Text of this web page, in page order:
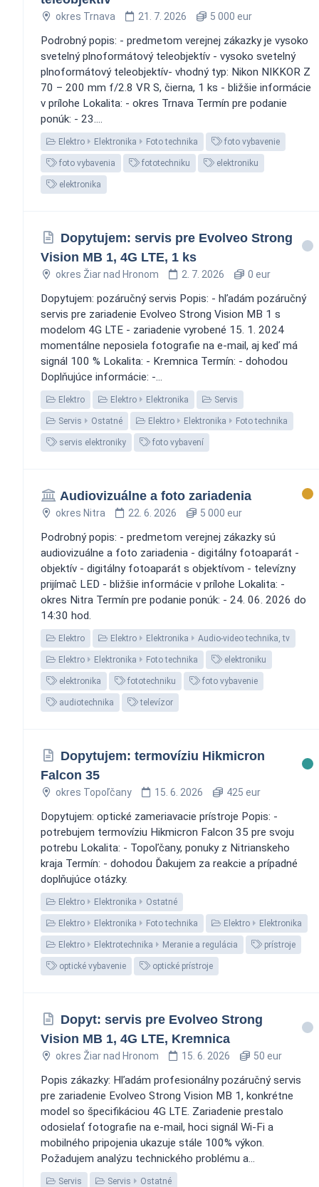
okres Trnava 21. 7. 2026 5 000 eur
Podrobný popis: - predmetom verejnej zákazky je vysoko
svetelný plnoformátový teleobjektív - vysoko svetelný
plnoformátový teleobjektív- vhodný typ: Nikon NIKKOR Z
70 – 200 mm f/2.8 VR S, čierna, 1 ks - bližšie informácie
v prílohe Lokalita: - okres Trnava Termín pre podanie
ponúk: - 23....
Elektro Elektronika Foto technika foto vybavenie
foto vybavenia fototechniku elektroniku
elektronika
Dopytujem: servis pre Evolveo Strong
Vision MB 1, 4G LTE, 1 ks
okres Žiar nad Hronom 2. 7. 2026 0 eur
Dopytujem: pozáručný servis Popis: - hľadám pozáručný
servis pre zariadenie Evolveo Strong Vision MB 1 s
modelom 4G LTE - zariadenie vyrobené 15. 1. 2024
momentálne neposiela fotografie na e-mail, aj keď má
signál 100 % Lokalita: - Kremnica Termín: - dohodou
Doplňujúce informácie: -...
Elektro Elektro Elektronika Servis
Servis Ostatné Elektro Elektronika Foto technika
servis elektroniky foto vybavení
Audiovizuálne a foto zariadenia
okres Nitra 22. 6. 2026 5 000 eur
Podrobný popis: - predmetom verejnej zákazky sú
audiovizuálne a foto zariadenia - digitálny fotoaparát -
objektív - digitálny fotoaparát s objektívom - televízny
prijímač LED - bližšie informácie v prílohe Lokalita: -
okres Nitra Termín pre podanie ponúk: - 24. 06. 2026 do
14:30 hod.
Elektro Elektro Elektronika Audio-video technika, tv
Elektro Elektronika Foto technika elektroniku
elektronika fototechniku foto vybavenie
audiotechnika televízor
Dopytujem: termovíziu Hikmicron
Falcon 35
okres Topoľčany 15. 6. 2026 425 eur
Dopytujem: optické zameriavacie prístroje Popis: -
potrebujem termovíziu Hikmicron Falcon 35 pre svoju
potrebu Lokalita: - Topoľčany, ponuky z Nitrianskeho
kraja Termín: - dohodou Ďakujem za reakcie a prípadné
doplňujúce otázky.
Elektro Elektronika Ostatné
Elektro Elektronika Foto technika Elektro Elektronika
Elektro Elektrotechnika Meranie a regulácia prístroje
optické vybavenie optické prístroje
Dopyt: servis pre Evolveo Strong
Vision MB 1, 4G LTE, Kremnica
okres Žiar nad Hronom 15. 6. 2026 50 eur
Popis zákazky: Hľadám profesionálny pozáručný servis
pre zariadenie Evolveo Strong Vision MB 1, konkrétne
model so špecifikáciou 4G LTE. Zariadenie prestalo
odosielať fotografie na e-mail, hoci signál Wi-Fi a
mobilného pripojenia ukazuje stále 100% výkon.
Požadujem analýzu technického problému a...
Servis Servis Ostatné